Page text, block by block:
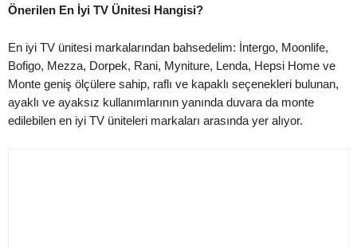
Önerilen En İyi TV Ünitesi Hangisi?
En iyi TV ünitesi markalarından bahsedelim: İntergo, Moonlife,
Bofigo, Mezza, Dorpek, Rani, Myniture, Lenda, Hepsi Home ve
Monte geniş ölçülere sahip, raflı ve kapaklı seçenekleri bulunan,
ayaklı ve ayaksız kullanımlarının yanında duvara da monte
edilebilen en iyi TV üniteleri markaları arasında yer alıyor.